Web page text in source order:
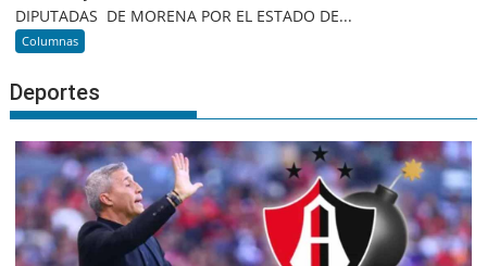
DIPUTADAS DE MORENA POR EL ESTADO DE...
Columnas
Deportes